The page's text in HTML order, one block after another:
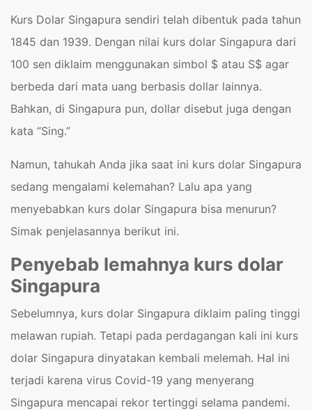
Kurs Dolar Singapura sendiri telah dibentuk pada tahun
1845 dan 1939. Dengan nilai kurs dolar Singapura dari
100 sen diklaim menggunakan simbol $ atau S$ agar
berbeda dari mata uang berbasis dollar lainnya.
Bahkan, di Singapura pun, dollar disebut juga dengan
kata “Sing.”
Namun, tahukah Anda jika saat ini kurs dolar Singapura
sedang mengalami kelemahan? Lalu apa yang
menyebabkan kurs dolar Singapura bisa menurun?
Simak penjelasannya berikut ini.
Penyebab lemahnya kurs dolar
Singapura
Sebelumnya, kurs dolar Singapura diklaim paling tinggi
melawan rupiah. Tetapi pada perdagangan kali ini kurs
dolar Singapura dinyatakan kembali melemah. Hal ini
terjadi karena virus Covid-19 yang menyerang
Singapura mencapai rekor tertinggi selama pandemi.